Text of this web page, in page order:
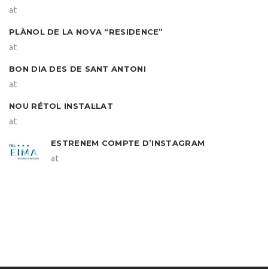
at
PLÀNOL DE LA NOVA “RESIDENCE”
at
BON DIA DES DE SANT ANTONI
at
NOU RÉTOL INSTAL·LAT
at
ESTRENEM COMPTE D’INSTAGRAM
at